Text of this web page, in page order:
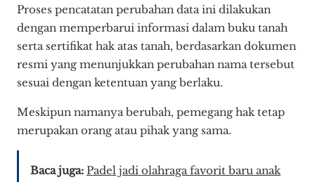
Proses pencatatan perubahan data ini dilakukan
dengan memperbarui informasi dalam buku tanah
serta sertifikat hak atas tanah, berdasarkan dokumen
resmi yang menunjukkan perubahan nama tersebut
sesuai dengan ketentuan yang berlaku.
Meskipun namanya berubah, pemegang hak tetap
merupakan orang atau pihak yang sama.
Baca juga: Padel jadi olahraga favorit baru anak